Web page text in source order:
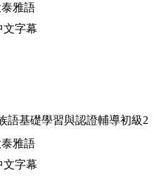
雅語
文字幕
語基礎學習與認證輔導初級2
雅語
文字幕